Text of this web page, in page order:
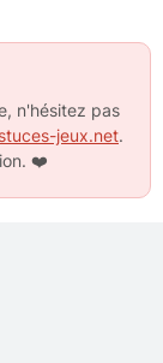
n'hésitez pas
jeux.net.
❤️